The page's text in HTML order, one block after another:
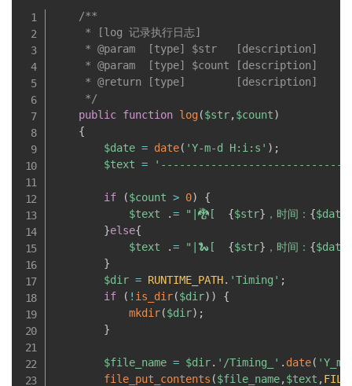
/**
     * [log 记录执行日志]
     * @param  [type] $str   [description]
     * @param  [type] $count [description]
     * @return [type]        [description]
     */
public function log($str,$count)
{
$date = date( 'Y-m-d H:i:s' ) ;
$text =
if ($count > 0)
{
$text
.= "|🐉[ {$str} ，时间： {$date
}else{
$text
.= "|🐍[ {$str} ，时间： {$date
}
$dir = RUNTIME_PATH. 'Timing' ;
if
( ! is_dir($dir) )
{
mkdir($dir) ;
}
$file_name = $dir. '/Timing_' . date(
file_put_contents ($file_name,$text ,